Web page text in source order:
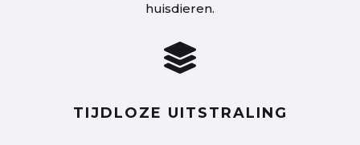
huisdieren.

TIJDLOZE UITSTRALING